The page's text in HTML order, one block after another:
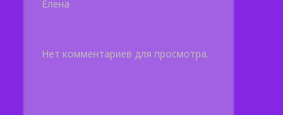
Елена
Нет комментариев для просмотра.